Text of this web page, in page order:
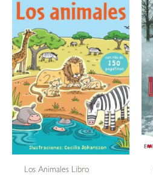
Los Animales Libro